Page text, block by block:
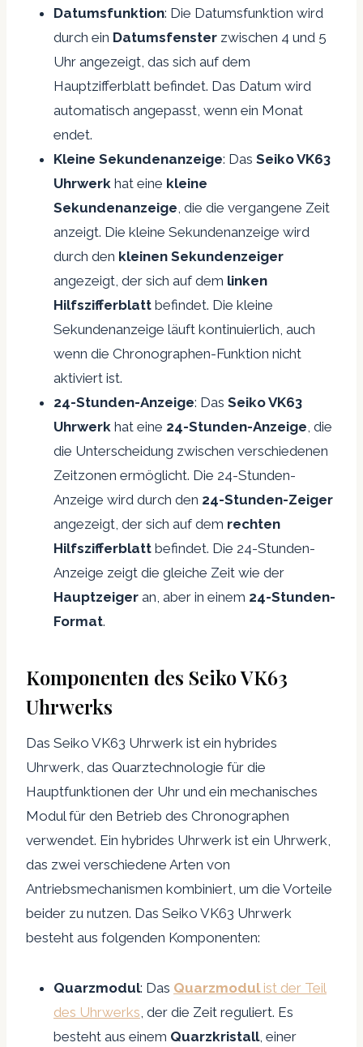
Datumsfunktion: Die Datumsfunktion wird
durch ein Datumsfenster zwischen 4 und 5
Uhr angezeigt, das sich auf dem
Hauptzifferblatt befindet. Das Datum wird
automatisch angepasst, wenn ein Monat
endet.
Kleine Sekundenanzeige: Das Seiko VK63
Uhrwerk hat eine kleine
Sekundenanzeige, die die vergangene Zeit
anzeigt. Die kleine Sekundenanzeige wird
durch den kleinen Sekundenzeiger
angezeigt, der sich auf dem linken
Hilfszifferblatt befindet. Die kleine
Sekundenanzeige läuft kontinuierlich, auch
wenn die Chronographen-Funktion nicht
aktiviert ist.
24-Stunden-Anzeige: Das Seiko VK63
Uhrwerk hat eine 24-Stunden-Anzeige, die
die Unterscheidung zwischen verschiedenen
Zeitzonen ermöglicht. Die 24-Stunden-
Anzeige wird durch den 24-Stunden-Zeiger
angezeigt, der sich auf dem rechten
Hilfszifferblatt befindet. Die 24-Stunden-
Anzeige zeigt die gleiche Zeit wie der
Hauptzeiger an, aber in einem 24-Stunden-
Format.
Komponenten des Seiko VK63
Uhrwerks
Das Seiko VK63 Uhrwerk ist ein hybrides
Uhrwerk, das Quarztechnologie für die
Hauptfunktionen der Uhr und ein mechanisches
Modul für den Betrieb des Chronographen
verwendet. Ein hybrides Uhrwerk ist ein Uhrwerk,
das zwei verschiedene Arten von
Antriebsmechanismen kombiniert, um die Vorteile
beider zu nutzen. Das Seiko VK63 Uhrwerk
besteht aus folgenden Komponenten:
Quarzmodul: Das Quarzmodulist der Teil
des Uhrwerks, der die Zeit reguliert. Es
besteht aus einem Quarzkristall, einer